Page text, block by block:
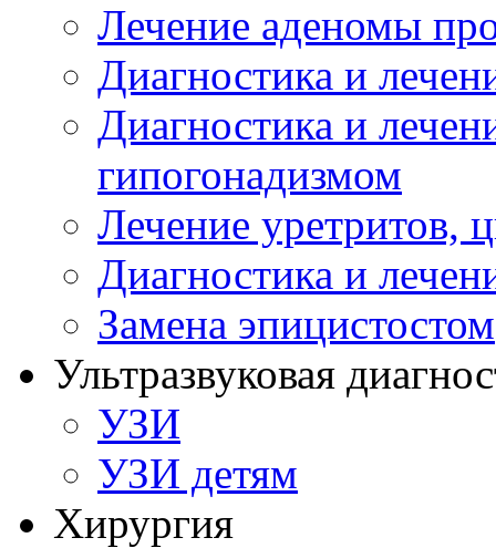
Лечение аденомы
Диагностика и
Диагностика и
гипогонадизмом
Лечение уретритов,
Диагностика и
Замена эпицистостом
Ультразвуковая
УЗИ
УЗИ детям
Хирургия